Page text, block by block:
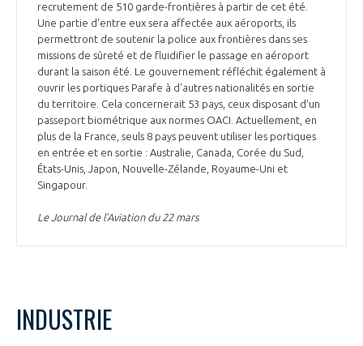
recrutement de 510 garde-frontières à partir de cet été.
Une partie d'entre eux sera affectée aux aéroports, ils
permettront de soutenir la police aux frontières dans ses
missions de sûreté et de fluidifier le passage en aéroport
durant la saison été. Le gouvernement réfléchit également à
ouvrir les portiques Parafe à d'autres nationalités en sortie
du territoire. Cela concernerait 53 pays, ceux disposant d'un
passeport biométrique aux normes OACI. Actuellement, en
plus de la France, seuls 8 pays peuvent utiliser les portiques
en entrée et en sortie : Australie, Canada, Corée du Sud,
États-Unis, Japon, Nouvelle-Zélande, Royaume-Uni et
Singapour.
Le Journal de l’Aviation du 22 mars
INDUSTRIE